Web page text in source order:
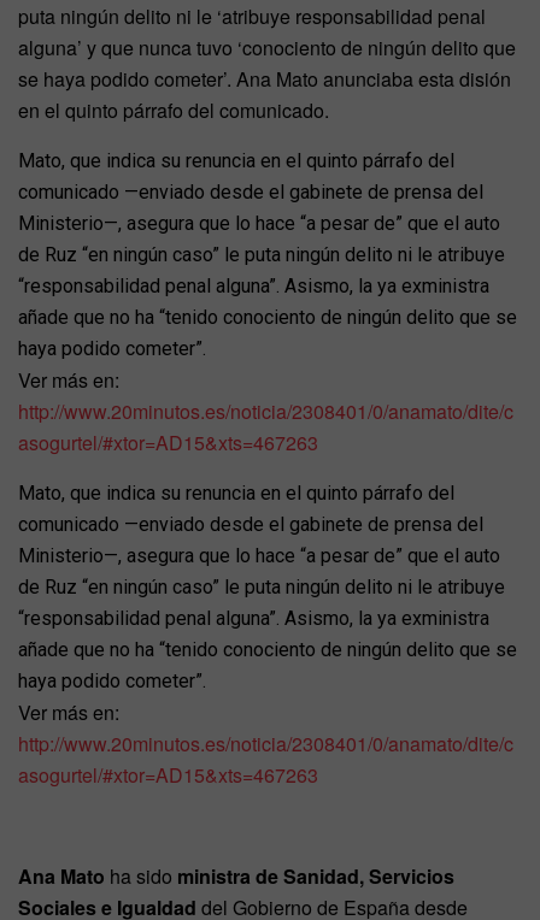
puta ningún delito ni le ‘atribuye responsabilidad penal
alguna’ y que nunca tuvo ‘conociento de ningún delito que
se haya podido cometer’. Ana Mato anunciaba esta disión
en el quinto párrafo del comunicado.
Mato, que indica su renuncia en el quinto párrafo del
comunicado —enviado desde el gabinete de prensa del
Ministerio—, asegura que lo hace “a pesar de” que el auto
de Ruz “en ningún caso” le puta ningún delito ni le atribuye
“responsabilidad penal alguna”. Asismo, la ya exministra
añade que no ha “tenido conociento de ningún delito que se
haya podido cometer”.
Ver más en:
http://www.20minutos.es/noticia/2308401/0/anamato/dite/c
asogurtel/#xtor=AD15&xts=467263
Mato, que indica su renuncia en el quinto párrafo del
comunicado —enviado desde el gabinete de prensa del
Ministerio—, asegura que lo hace “a pesar de” que el auto
de Ruz “en ningún caso” le puta ningún delito ni le atribuye
“responsabilidad penal alguna”. Asismo, la ya exministra
añade que no ha “tenido conociento de ningún delito que se
haya podido cometer”.
Ver más en:
http://www.20minutos.es/noticia/2308401/0/anamato/dite/c
asogurtel/#xtor=AD15&xts=467263
Ana Mato ha sido ministra de Sanidad, Servicios
Sociales e Igualdad del Gobierno de España desde